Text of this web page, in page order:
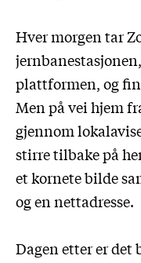
Hver morgen tar
plattformen, og
Men på vei hjem
gjennom
stirre tilbake på
et kornete bilde
og en nettadresse.
Dagen etter er det